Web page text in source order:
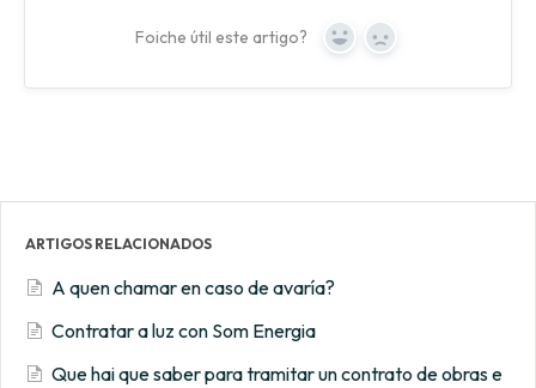
Foiche útil este artigo? Yes No
ARTIGOS RELACIONADOS
A quen chamar en caso de avaría?
Contratar a luz con Som Energia
Que hai que saber para tramitar un contrato de obras e